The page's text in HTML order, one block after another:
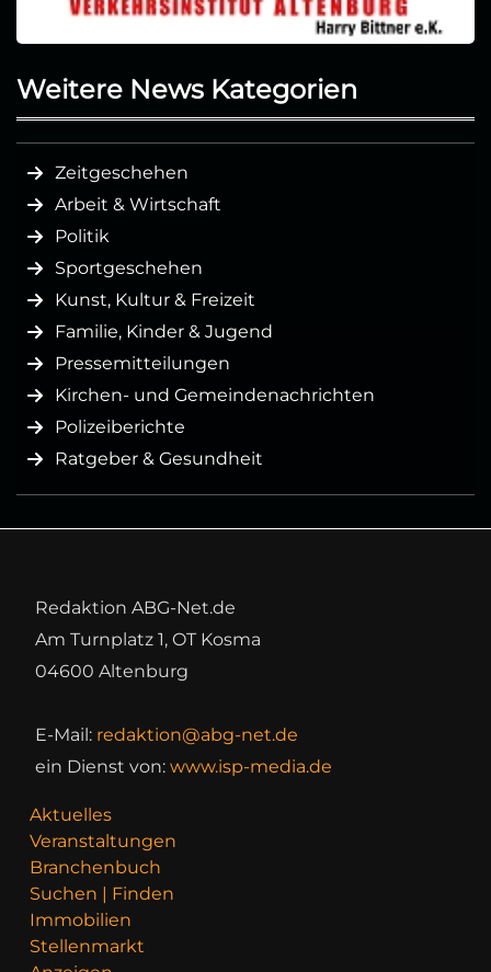
Weitere News Kategorien
Zeitgeschehen
Arbeit & Wirtschaft
Politik
Sportgeschehen
Kunst, Kultur & Freizeit
Familie, Kinder & Jugend
Pressemitteilungen
Kirchen- und Gemeindenachrichten
Polizeiberichte
Ratgeber & Gesundheit
Redaktion ABG-Net.de
Am Turnplatz 1, OT Kosma
04600 Altenburg
E-Mail: redaktion@abg-net.de
ein Dienst von: www.isp-media.de
Aktuelles
Veranstaltungen
Branchenbuch
Suchen | Finden
Immobilien
Stellenmarkt